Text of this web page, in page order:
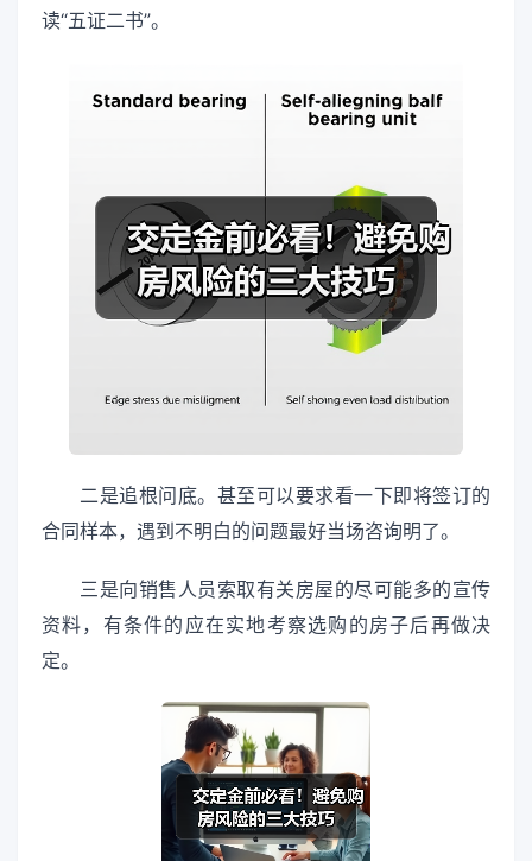
读“五证二书”。
二是追根问底。甚至可以要求看一下即将签订的
合同样本，遇到不明白的问题最好当场咨询明了。
三是向销售人员索取有关房屋的尽可能多的宣传
资料，有条件的应在实地考察选购的房子后再做决
定。